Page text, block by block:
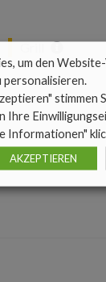
Grill
um den
personalisieren.
stimmen
Ihre
Informationen"
AKZEPTIEREN